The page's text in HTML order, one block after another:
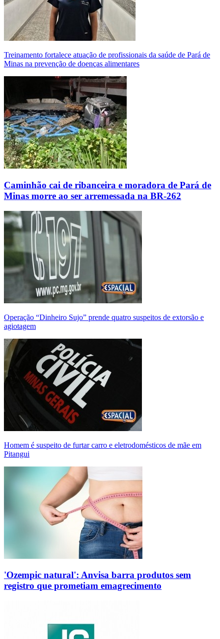
Treinamento fortalece atuação de profissionais da saúde de Pará de
Minas na prevenção de doenças alimentares
Caminhão cai de ribanceira e moradora de Pará de
Minas morre ao ser arremessada na BR-262
Operação “Dinheiro Sujo” prende quatro suspeitos de extorsão e
agiotagem
Homem é suspeito de furtar carro e eletrodomésticos de mãe em
Pitangui
'Ozempic natural': Anvisa barra produtos sem
registro que prometiam emagrecimento